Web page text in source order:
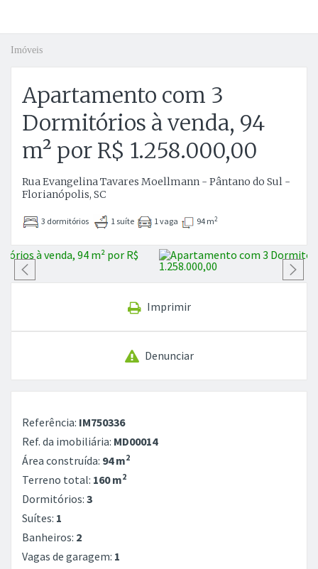
Imóveis
Apartamento com 3
Dormitórios à venda, 94
m² por R$ 1.258.000,00
Rua Evangelina Tavares Moellmann - Pântano do Sul -
Florianópolis, SC
3 dormitórios 1 suíte 1 vaga 94 m2
Anterior
Imprimir
Denunciar
Referência: IM750336
Ref. da imobiliária: MD00014
Área construída: 94 m2
Terreno total: 160 m2
Dormitórios: 3
Suítes: 1
Banheiros: 2
Vagas de garagem: 1